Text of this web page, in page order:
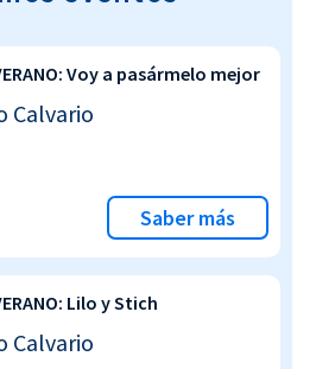
Voy a pasármelo mejor
Calvario
Saber más
Lilo y Stich
Calvario